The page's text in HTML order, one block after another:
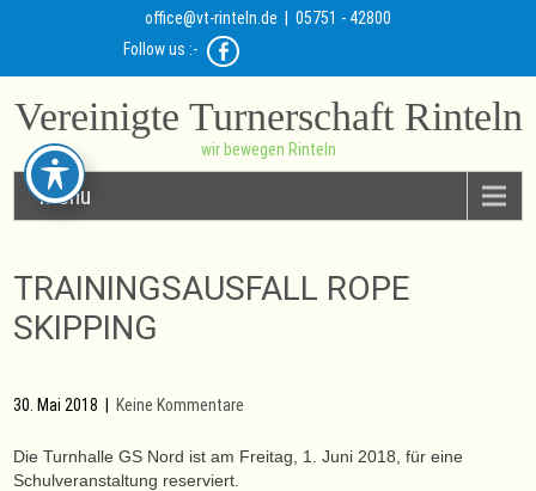
office@vt-rinteln.de | 05751 - 42800
Follow us :-
Vereinigte Turnerschaft Rinteln
wir bewegen Rinteln
Menu
TRAININGSAUSFALL ROPE
SKIPPING
30. Mai 2018 Keine Kommentare
Die Turnhalle GS Nord ist am Freitag, 1. Juni 2018, für eine
Schulveranstaltung reserviert.